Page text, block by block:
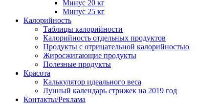
Минус 20 кг
Минус 25 кг
Калорийность
Таблицы калорийности
Калорийность отдельных продуктов
Продукты с отрицательной калорийностью
Жиросжигающие продукты
Полезные продукты
Красота
Калькулятор идеального веса
Лунный календарь стрижек на 2019 год
Контакты/Реклама